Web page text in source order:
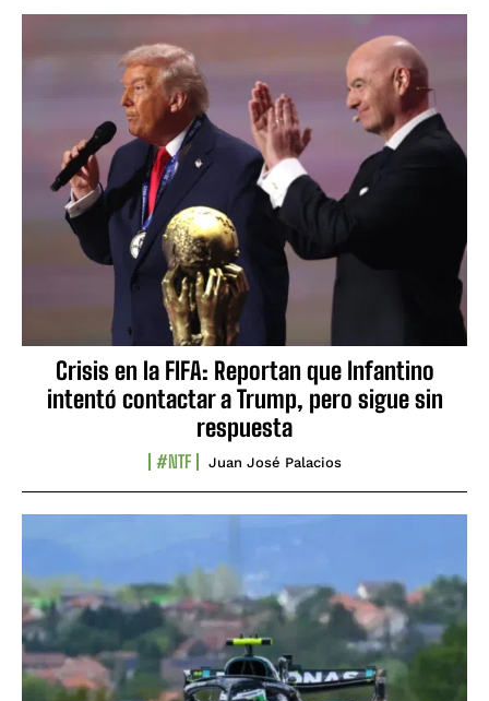
Crisis en la FIFA: Reportan que Infantino
intentó contactar a Trump, pero sigue sin
respuesta
#NTF Juan José Palacios